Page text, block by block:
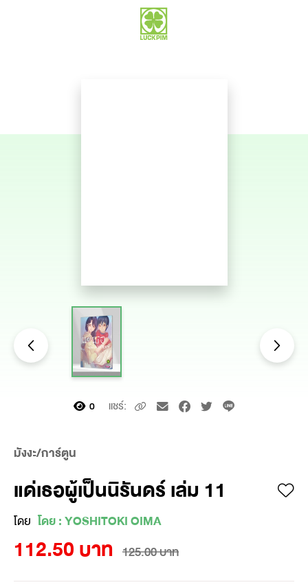
0 แชร์:
มังงะ/การ์ตูน
แด่เธอผู้เป็นนิรันดร์ เล่ม 11
โดย โดย : YOSHITOKI OIMA
112.50 บาท 125.00 บาท